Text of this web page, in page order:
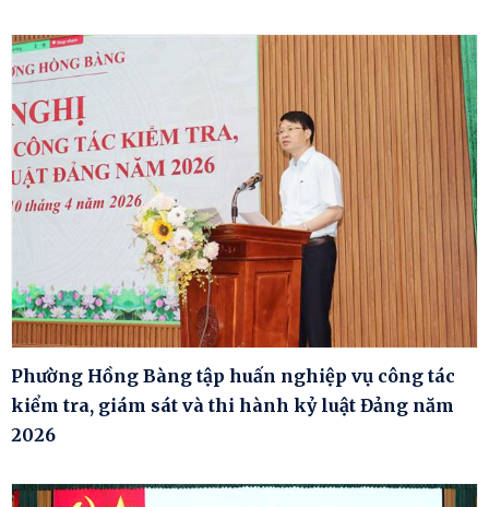
Phường Hồng Bàng tập huấn nghiệp vụ công tác
kiểm tra, giám sát và thi hành kỷ luật Đảng năm
2026